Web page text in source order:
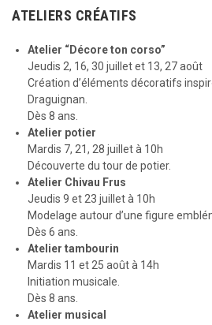
ATELIERS CRÉATIFS
Atelier “Décore ton corso”
Jeudis 2, 16, 30 juillet et 13, 27 août
Création d’éléments décoratifs
Draguignan.
Dès 8 ans.
Atelier potier
Mardis 7, 21, 28 juillet à 10h
Découverte du tour de potier.
Atelier Chivau Frus
Jeudis 9 et 23 juillet à 10h
Modelage autour d’une figure
Dès 6 ans.
Atelier tambourin
Mardis 11 et 25 août à 14h
Initiation musicale.
Dès 8 ans.
Atelier musical